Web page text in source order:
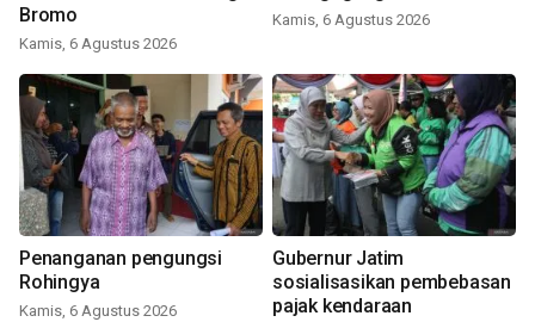
Bromo
Kamis, 6 Agustus 2026
Kamis, 6 Agustus 2026
Penanganan pengungsi
Rohingya
Kamis, 6 Agustus 2026
Gubernur Jatim
sosialisasikan pembebasan
pajak kendaraan